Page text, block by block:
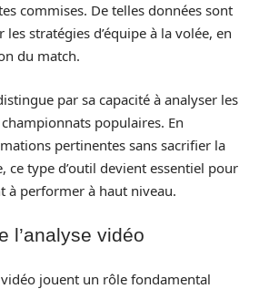
commises. De telles données sont
stratégies d’équipe à la volée, en
du match.
par sa capacité à analyser les
populaires. En
pertinentes sans sacrifier la
ce type d’outil devient essentiel pour
à performer à haut niveau.
l’analyse vidéo
jouent un rôle fondamental